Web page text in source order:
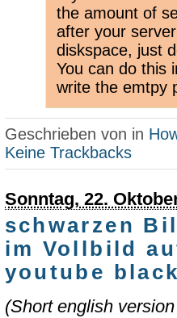
the amount of
after your
diskspace, just
You can do this
write the emtpy
Geschrieben von in
Keine Trackbacks
Sonntag, 22.
schwarzen
im Vollbild
youtube
(Short english